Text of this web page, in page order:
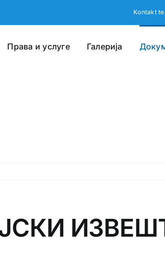
Kontakt
Права и услуге Галерија